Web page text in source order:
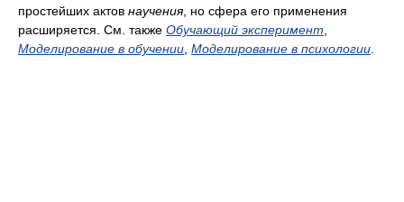
простейших актов научения, но сфера его применения
расширяется. См. также Обучающий эксперимент
Моделирование в обучении Моделирование в психологии